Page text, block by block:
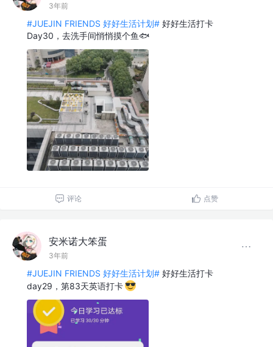
3年前
#JUEJIN FRIENDS 好好生活计划# 好好生活打卡
Day30，去洗手间悄悄摸个鱼🐟
评论 点赞
安米诺大笨蛋
3年前
#JUEJIN FRIENDS 好好生活计划# 好好生活打卡
day29，第83天英语打卡